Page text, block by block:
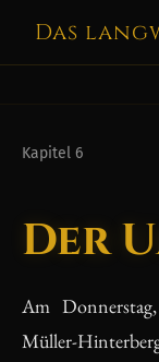
Das
Kapitel 6
Der
Am
Müller-